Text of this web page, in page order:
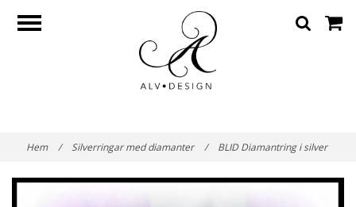
Hem / Silverringar med diamanter / BLID Diamantring i silver